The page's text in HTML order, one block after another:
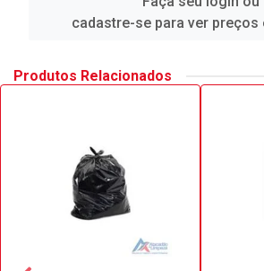
cadastre-se para ver preços
Produtos Relacionados